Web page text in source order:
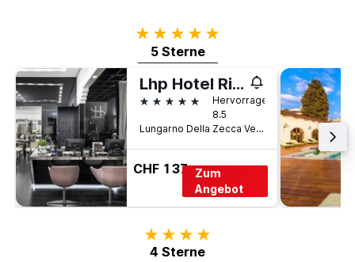
5 Sterne
5 Sterne
Lhp Hotel River & Spa
5 Sterne
Hervorragend
8.5
Lungarno Della Zecca Vecchia 18, Florenz, Toskana, Italien
CHF 137 Zum
Angebot
4 Sterne
4 Sterne